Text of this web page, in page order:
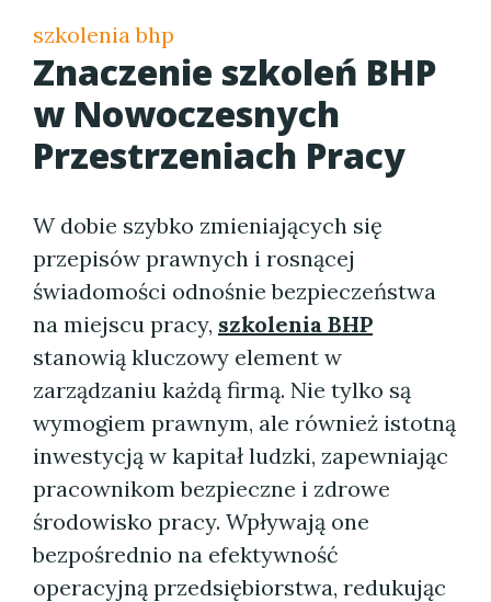
szkolenia bhp
Znaczenie szkoleń BHP
w Nowoczesnych
Przestrzeniach Pracy
W dobie szybko zmieniających się
przepisów prawnych i rosnącej
świadomości odnośnie bezpieczeństwa
na miejscu pracy, szkolenia BHP
stanowią kluczowy element w
zarządzaniu każdą firmą. Nie tylko są
wymogiem prawnym, ale również istotną
inwestycją w kapitał ludzki, zapewniając
pracownikom bezpieczne i zdrowe
środowisko pracy. Wpływają one
bezpośrednio na efektywność
operacyjną przedsiębiorstwa, redukując